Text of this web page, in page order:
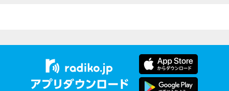
した。で、「重要なことは、長年にわたって日本国債が世界
の金利の基準となってきたことであり、その機能が失われつ
つあるというような認識が広まれば、市場にとって好ましく
ない混乱を招くことになる」と語り、その上で「日米の当局
■9時40分頃から「ハッシュタグ ミラクルワード」
ネットに飛び交う、さまざまなトレンドワードの中から、
ミラクル独自のアングルで、気になる“コトバ”をキャッチアッ